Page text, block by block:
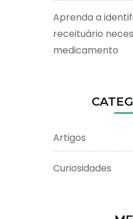
Aprenda a
receituário
medicamento
Artigos
Curiosidades